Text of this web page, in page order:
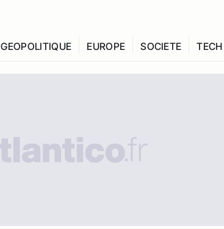
GEOPOLITIQUE EUROPE SOCIETE